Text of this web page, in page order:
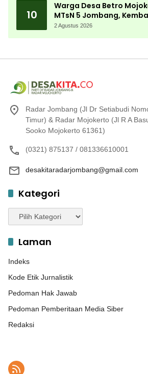
10
Warga Desa Betro
MTsN 5 Jombang,
Almamater
2 Agustus 2026
Radar Jombang (Jl Dr Setiabudi
Timur) & Radar Mojokerto (Jl R A
Sooko Mojokerto 61361)
(0321) 875137 / 081336610001
desakitaradarjombang@gmail.com
Kategori
Kategori
Laman
Indeks
Kode Etik Jurnalistik
Pedoman Hak Jawab
Pedoman Pemberitaan Media Siber
Redaksi